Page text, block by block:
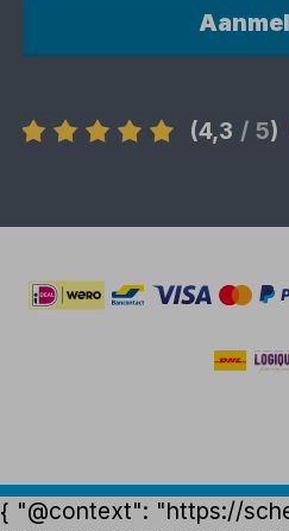
(4,3 / 5)
{ "@context": "https://